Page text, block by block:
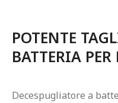
POTENTE
BATTERIA PER
Decespugliatore a